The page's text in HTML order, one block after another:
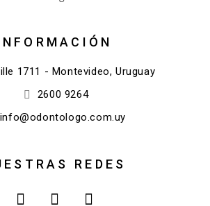
1711 - Montevideo, Uruguay
2600 9264
info@odontologo.com.uy
REDES